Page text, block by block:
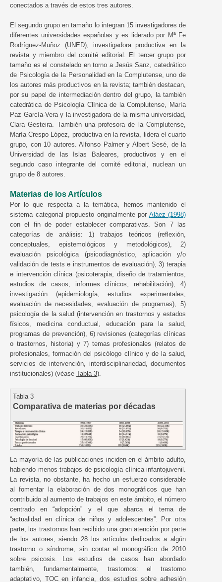
conectados a través de estos tres autores.
El segundo grupo en tamaño lo integran 15 investigadores de
diferentes universidades españolas y es liderado por Mª Fe
Rodríguez-Muñoz (UNED), investigadora productiva en la
revista y miembro del comité editorial. El tercer grupo por
tamaño es el constelado en torno a Jesús Sanz, catedrático
de Psicología de la Personalidad en la Complutense, uno de
los autores más productivos en la revista; también destacan,
por su papel de intermediación dentro del grupo, la también
catedrática de Psicología Clínica de la Complutense, María
Paz García-Vera y la investigadora de la misma universidad,
Clara Gesteira. También una profesora de la Complutense,
María Crespo López, productiva en la revista, lidera el cuarto
grupo, con 10 autores. Alfonso Palmer y Albert Sesé, de la
Universidad de las Islas Baleares, productivos y en el
segundo caso integrante del comité editorial, nuclean un
grupo de 8 autores.
Materias de los Artículos
Por lo que respecta a la temática, hemos mantenido el
sistema categorial propuesto originalmente por Aláez (1998)
con el fin de poder establecer comparativas. Son 7 las
categorías de análisis: 1) trabajos teóricos (reflexión,
conceptuales, epistemológicos y metodológicos), 2)
evaluación psicológica (psicodiagnóstico, aplicación y/o
validación de tests e instrumentos de evaluación), 3) terapia
e intervención clínica (psicoterapia, diseño de tratamientos,
estudios de casos, informes clínicos, rehabilitación), 4)
investigación (epidemiología, estudios experimentales,
evaluación de necesidades, evaluación de programas), 5)
psicología de la salud (intervención en trastornos y estados
físicos, medicina conductual, educación para la salud,
programas de prevención), 6) revisiones (categorías clínicas
o trastornos, historia) y 7) temas profesionales (relatos de
profesionales, formación del psicólogo clínico y de la salud,
servicios de intervención, interdisciplinariedad, documentos
institucionales) (véase Tabla 3).
Tabla 3
Comparativa de materias por décadas
La mayoría de las publicaciones inciden en el ámbito adulto,
habiendo menos trabajos de psicología clínica infantojuvenil.
La revista, no obstante, ha hecho un esfuerzo considerable
al fomentar la elaboración de dos monográficos que han
contribuido al aumento de trabajos en este ámbito, el número
centrado en “adopción” y el que abarca el tema de
“actualidad en clínica de niños y adolescentes”. Por otra
parte, los trastornos han recibido una gran atención por parte
de los autores, siendo 28 los artículos dedicados a algún
trastorno o síndrome, sin contar el monográfico de 2010
sobre psicosis. Los estudios de casos han abordado
también, fundamentalmente, trastornos: el trastorno
adaptativo, TOC en infancia, dos estudios sobre adhesión